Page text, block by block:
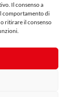
Il consenso a
comportamento di
ritirare il consenso